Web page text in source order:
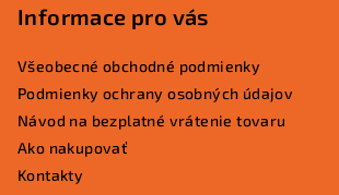
Informace pro vás
Všeobecné obchodné podmienky
Podmienky ochrany osobných údajov
Návod na bezplatné vrátenie tovaru
Ako nakupovať
Kontakty